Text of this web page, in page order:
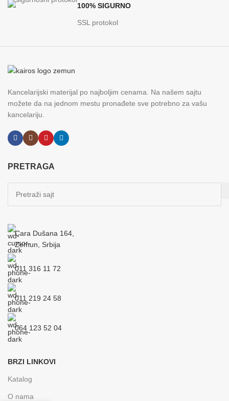
100% SIGURNO
SSL protokol
Kancelarijski materijal po najboljim cenama. Na našem sajtu
možete da na jednom mestu pronađete sve potrebno za vašu
kancelariju.
PRETRAGA
Cara Dušana 164,
Zemun, Srbija
011 316 11 72
011 219 24 58
064 123 52 04
BRZI LINKOVI
Katalog
O nama